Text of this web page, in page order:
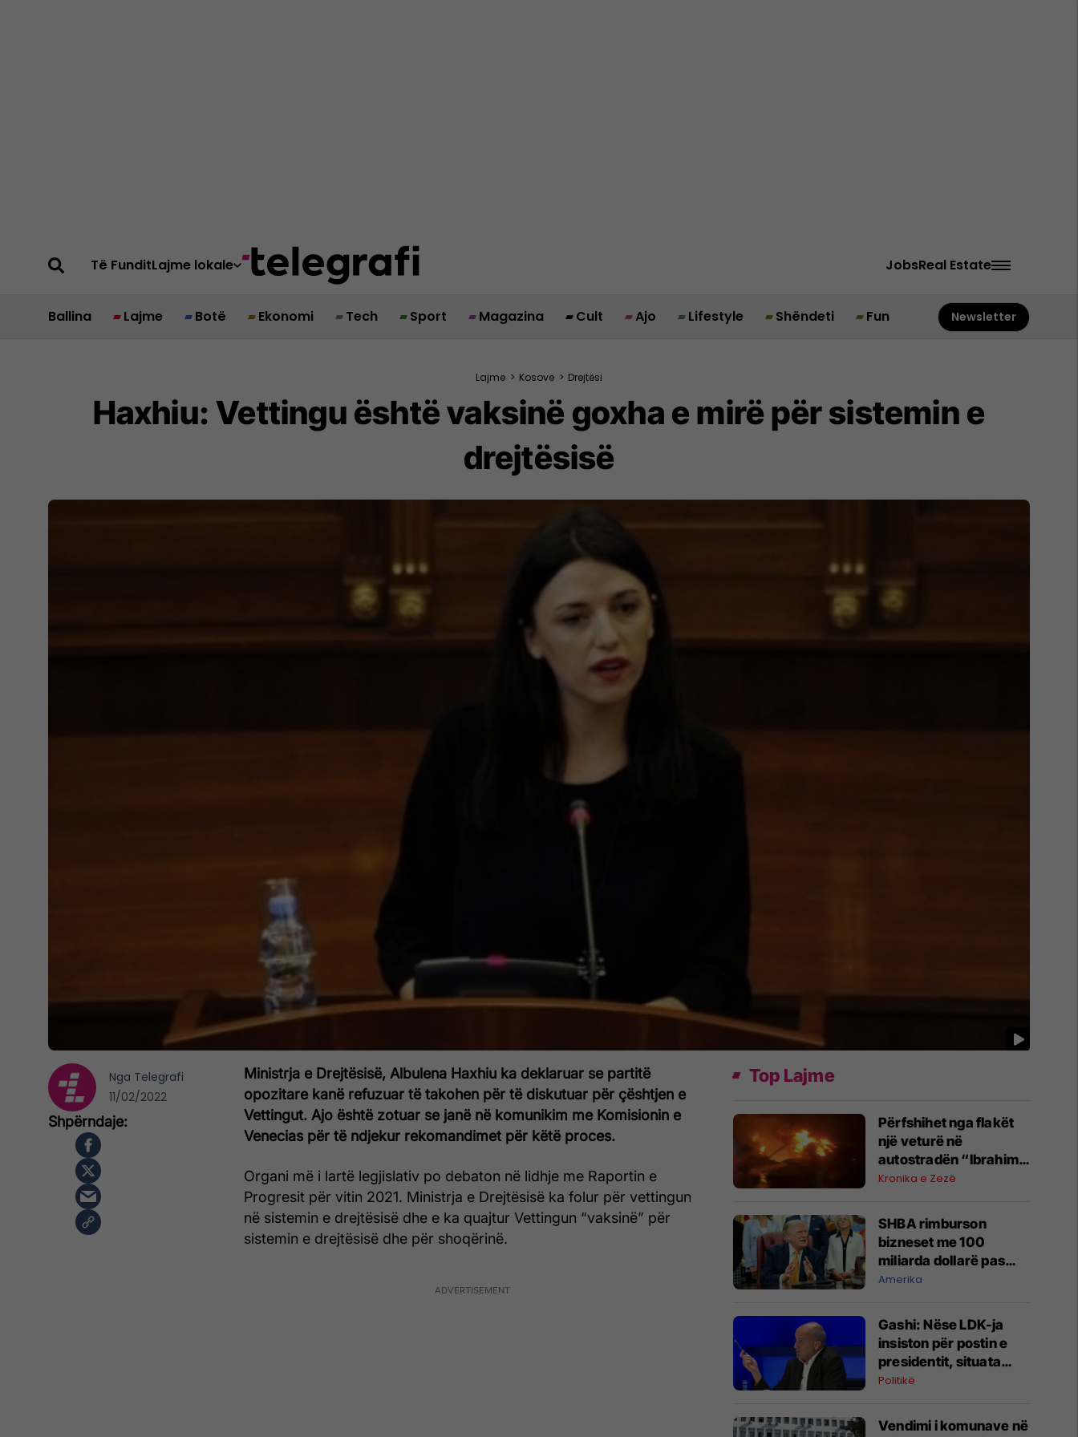
Të FunditLajme lokale JobsReal Estate
Ballina Lajme Botë Ekonomi Tech Sport Magazina Cult Ajo Lifestyle Shëndeti Fun Newsletter
Lajme > Kosove > Drejtësi
Haxhiu: Vettingu është vaksinë goxha e mirë për sistemin e
drejtësisë
Ministrja e Drejtësisë, Albulena Haxhiu ka deklaruar se partitë
opozitare kanë refuzuar të takohen për të diskutuar për çështjen e
Vettingut. Ajo është zotuar se janë në komunikim me Komisionin e
Venecias për të ndjekur rekomandimet për këtë proces.
Organi më i lartë legjislativ po debaton në lidhje me Raportin e
Progresit për vitin 2021. Ministrja e Drejtësisë ka folur për vettingun
në sistemin e drejtësisë dhe e ka quajtur Vettingun “vaksinë” për
sistemin e drejtësisë dhe për shoqërinë.
Nga Telegrafi
11/02/2022
Top Lajme
Përfshihet nga flakët
një veturë në
autostradën “Ibrahim
Rugova”
Kronika e Zezë
SHBA rimburson
bizneset me 100
miliarda dollarë pas
anulimit të tarifave të
Amerika
Gashi: Nëse LDK-ja
insiston për postin e
presidentit, situata
komplikohet - pres që
Politikë
Vendimi i komunave në